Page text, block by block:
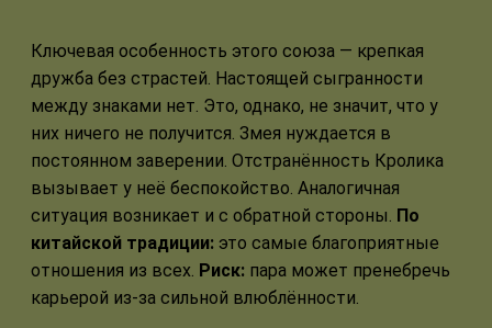
Ключевая особенность этого союза — крепкая
дружба без страстей. Настоящей сыгранности
между знаками нет. Это, однако, не значит, что у
них ничего не получится. Змея нуждается в
постоянном заверении. Отстранённость Кролика
вызывает у неё беспокойство. Аналогичная
ситуация возникает и с обратной стороны. По
китайской традиции: это самые благоприятные
отношения из всех. Риск: пара может пренебречь
карьерой из-за сильной влюблённости.